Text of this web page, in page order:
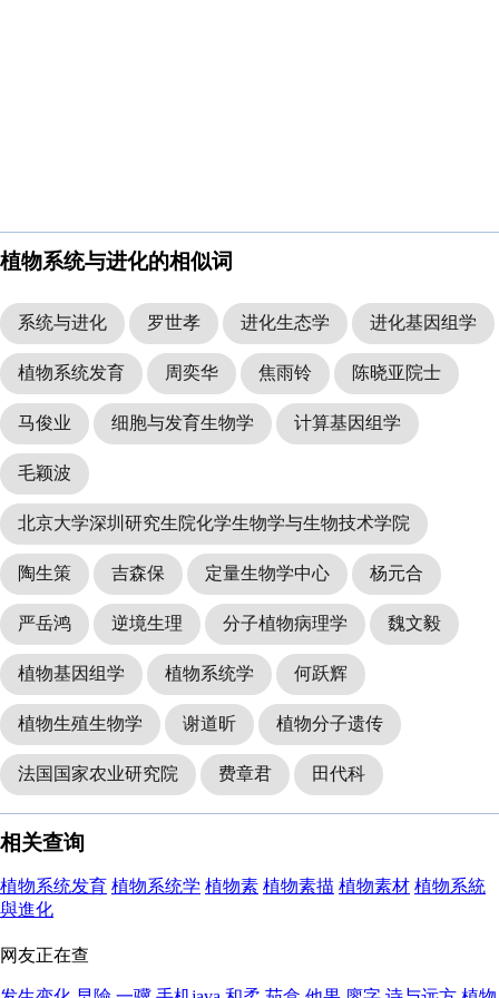
植物系统与进化的相似词
系统与进化 罗世孝 进化生态学 进化基因组学
植物系统发育 周奕华 焦雨铃 陈晓亚院士
马俊业 细胞与发育生物学 计算基因组学
毛颖波
北京大学深圳研究生院化学生物学与生物技术学院
陶生策 吉森保 定量生物学中心 杨元合
严岳鸿 逆境生理 分子植物病理学 魏文毅
植物基因组学 植物系统学 何跃辉
植物生殖生物学 谢道昕 植物分子遗传
法国国家农业研究院 费章君 田代科
相关查询
植物系统发育 植物系统学 植物素 植物素描 植物素材 植物系統
與進化
网友正在查